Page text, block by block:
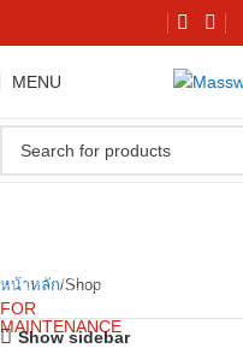
MENU
PRODUCTS
FOR
MAINTENANCE
หน้าหลัก Shop
Show sidebar